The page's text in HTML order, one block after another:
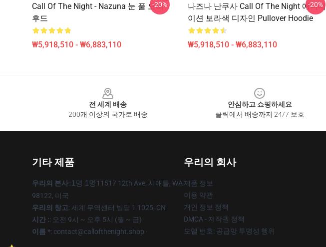
Call Of The Night - Nazuna 눈 풀 오버
후드
₩5,918,510 - ₩6,883,110
-20%
나즈나 난쿠사 Call Of The Night 애니메
이션 보라색 디자인 Pullover Hoodie
₩5,918,510 - ₩6,883,110
-20%
전 세계 배송
200개 이상의 국가로 배송
안심하고 쇼핑하세요
클릭에서 배송까지 24/7 보호
기타 제품
우리의 본사::1명 1명11517 12th Ave, 시애틀, WA
98122, 미국
우리의 창고: 세계 무역센터 빌딩 1 1025, CN
시간 :: 오전 9시 ~ 오후 5시 (월 ~ 금)
이름 *: contact@callofthenight.shop ·
우리의 회사
제품 정보
이용 약관
개인 정보 정책
DMCA - 저작권 정책
모델 번호: 공급망 투명성 행위